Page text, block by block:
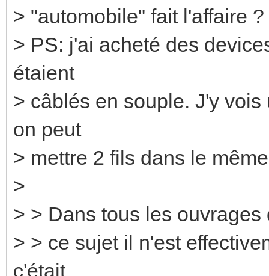
> "automobile" fait l'affaire ?
> PS: j'ai acheté des
étaient
> câblés en souple. J'y
on peut
> mettre 2 fils dans le
>
> > Dans tous les
> > ce sujet il n'est
c'était